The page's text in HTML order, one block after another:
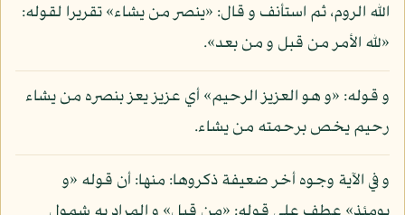
الله الروم، ثم استأنف و قال: «ينصر من يشاء» تقريرا لقوله:
«لله الأمر من قبل و من بعد».
و قوله: «و هو العزيز الرحيم» أي عزيز يعز بنصره من يشاء
رحيم يخص برحمته من يشاء.
و في الآية وجوه أخر ضعيفة ذكروها: منها: أن قوله «و